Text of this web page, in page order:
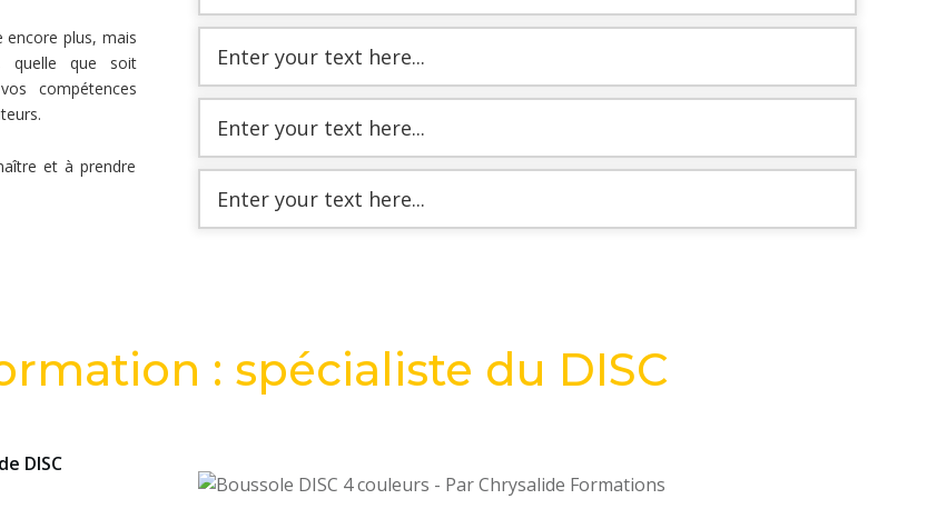
plus, mais
quelle que soit
compétences
et à prendre
Enter your text here...
Enter your text here...
Enter your text here...
: spécialiste du DISC
DISC